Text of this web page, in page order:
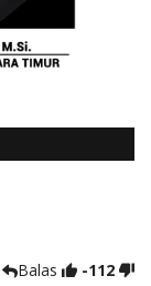
Balas
-112